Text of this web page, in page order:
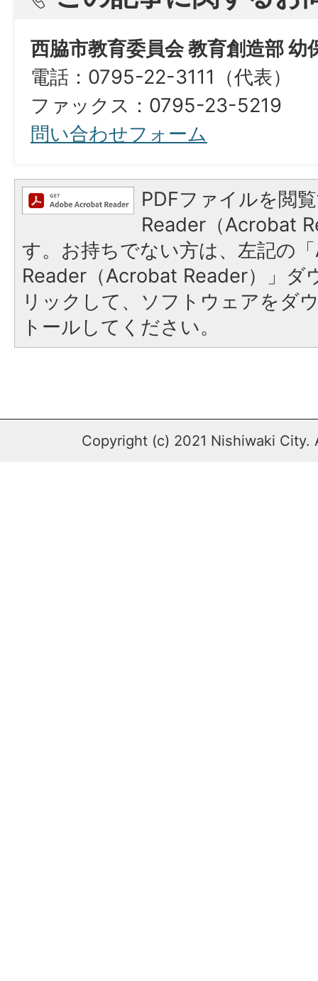
西脇市教育委員会 教育創造部 幼
電話：0795-22-3111（代表）
ファックス：0795-23-5219
問い合わせフォーム
PDFファイルを閲
Reader（Acrobat
す。お持ちでない方は、左記の
Reader（Acrobat Reader）」ダ
リックして、ソフトウェアをダ
トールしてください。
Copyright (c) 2021 Nishiwaki City.